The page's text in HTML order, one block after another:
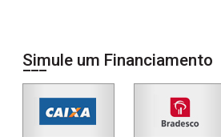
Simule um Financiamento